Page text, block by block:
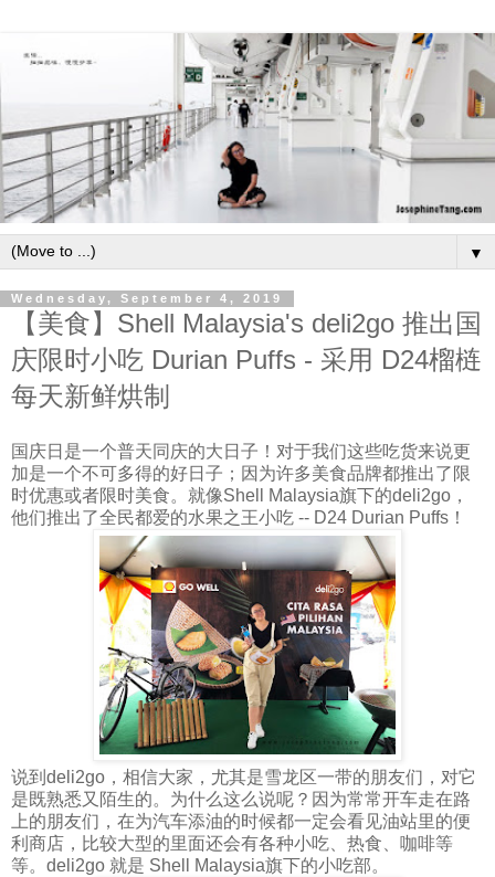
▼
Wednesday, September 4, 2019
【美食】Shell Malaysia's deli2go 推出国
庆限时小吃 Durian Puffs - 采用 D24榴梿
每天新鲜烘制
国庆日是一个普天同庆的大日子！对于我们这些吃货来说更
加是一个不可多得的好日子；因为许多美食品牌都推出了限
时优惠或者限时美食。就像Shell Malaysia旗下的deli2go，
他们推出了全民都爱的水果之王小吃 -- D24 Durian Puffs！
说到deli2go，相信大家，尤其是雪龙区一带的朋友们，对它
是既熟悉又陌生的。为什么这么说呢？因为常常开车走在路
上的朋友们，在为汽车添油的时候都一定会看见油站里的便
利商店，比较大型的里面还会有各种小吃、热食、咖啡等
等。deli2go 就是 Shell Malaysia旗下的小吃部。